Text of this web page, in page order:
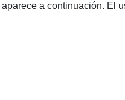
a continuación. El